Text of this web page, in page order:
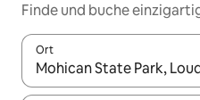
Finde und buche
Ort
Wenn Ergebnisse